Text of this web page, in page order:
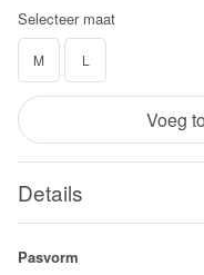
Selecteer maat
M L
Voeg
Details
Pasvorm